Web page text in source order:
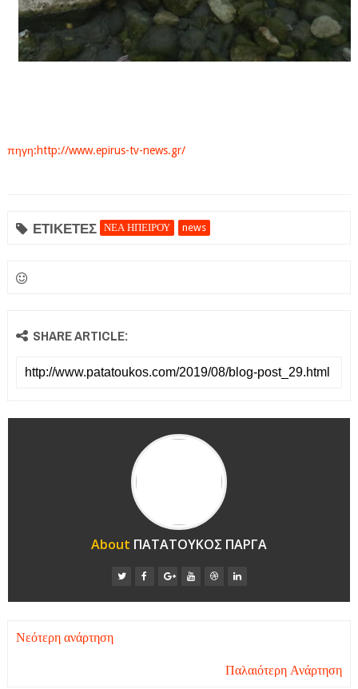
πηγη:http://www.epirus-tv-news.gr/
ΕΤΙΚΕΤΕΣ ΝΕΑ ΗΠΕΙΡΟΥ news
SHARE ARTICLE:
About ΠΑΤΑΤΟΥΚΟΣ ΠΑΡΓΑ
Νεότερη ανάρτηση
Παλαιότερη Ανάρτηση